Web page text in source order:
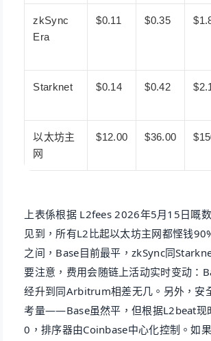
zkSync
Era
$0.11 $0.35
Starknet $0.14 $0.42
以太坊主
网
$12.00 $36.00
上表係根据 L2fees 2026年5月15日嘅
见到，所有L2比起以太坊主网都悭钱
之间，Base目前最平，zkSync同
要注意，费用会随链上活动实时变动：
经升到同Arbitrum相差无几。另外，安
考量——Base虽然平，但根据L2beat现
0，排序器由Coinbase中心化控制。如